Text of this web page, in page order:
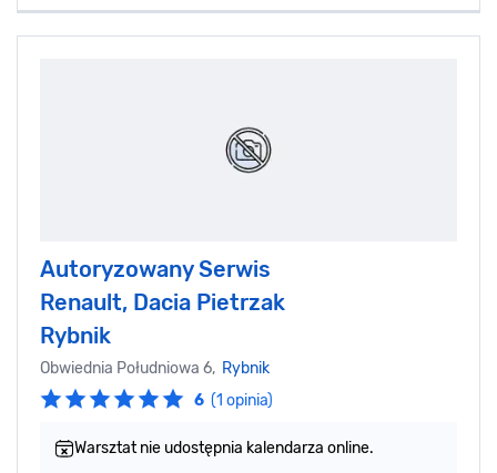
Autoryzowany Serwis
Renault, Dacia Pietrzak
Rybnik
Obwiednia Południowa 6, Rybnik
6 (1 opinia)
Warsztat nie udostępnia kalendarza online.